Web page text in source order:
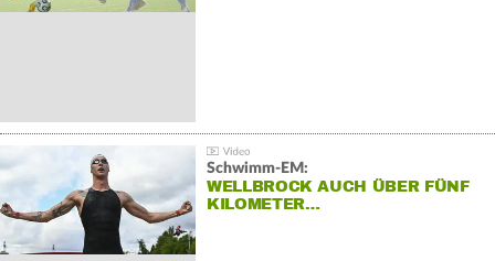
Schwimm-EM:
WELLBROCK AUCH ÜBER FÜNF
KILOMETER…